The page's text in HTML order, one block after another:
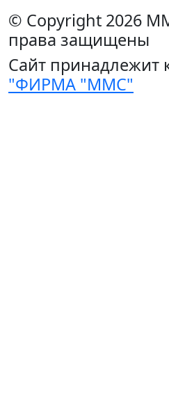
© Copyright 2026
права защищены
Сайт принадлежит
"ФИРМА "ММС"